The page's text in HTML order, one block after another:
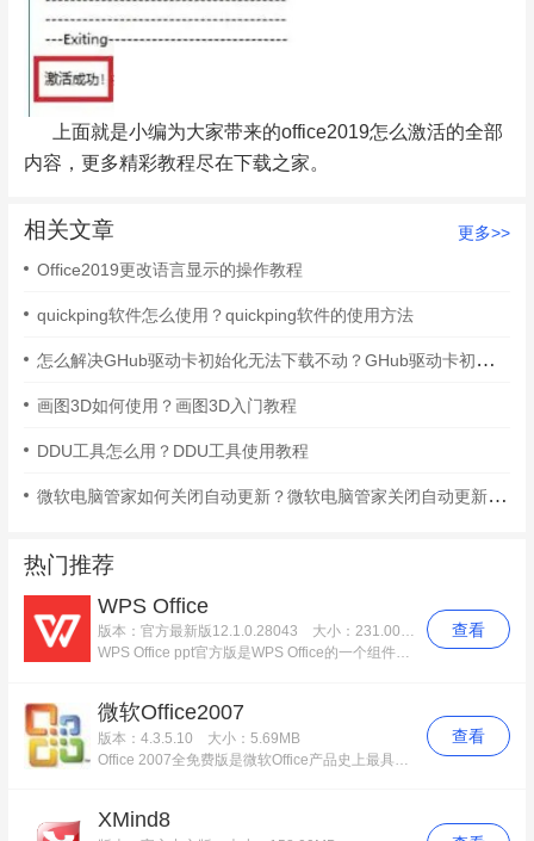
上面就是小编为大家带来的office2019怎么激活的全部
内容，更多精彩教程尽在下载之家。
相关文章
更多>>
Office2019更改语言显示的操作教程
quickping软件怎么使用？quickping软件的使用方法
怎么解决GHub驱动卡初始化无法下载不动？GHub驱动卡初始化无法下载不动的解决办法
画图3D如何使用？画图3D入门教程
DDU工具怎么用？DDU工具使用教程
微软电脑管家如何关闭自动更新？微软电脑管家关闭自动更新的方法
热门推荐
WPS Office
版本：官方最新版12.1.0.28043
大小：231.00MB
WPS Office ppt官方版是WPS Office的一个组件，用于设计制作专家报告、教师授课、产品演示、广告宣传的电子版幻灯片，制作的演示文稿可以通过计算机屏幕或投影机播放。本次提供WPS Office完整版下载，其中的组件WPS Office ppt官方版可播放MS-PowerPoint97~2003系统所制作的PPT文件。
查看
微软Office2007
版本：4.3.5.10
大小：5.69MB
Office 2007全免费版是微软Office产品史上最具创新与革命性的一个版本。全新设计的用户界面、稳定安全的文件格式、无缝高效的沟通协作。
查看
XMind8